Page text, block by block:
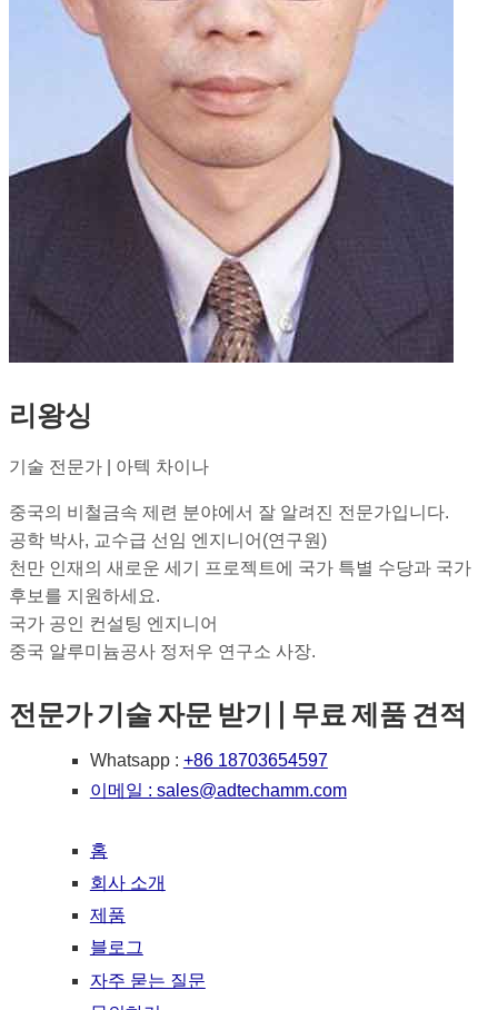
리왕싱
기술 전문가 | 아텍 차이나
중국의 비철금속 제련 분야에서 잘 알려진 전문가입니다.
공학 박사, 교수급 선임 엔지니어(연구원)
천만 인재의 새로운 세기 프로젝트에 국가 특별 수당과 국가
후보를 지원하세요.
국가 공인 컨설팅 엔지니어
중국 알루미늄공사 정저우 연구소 사장.
전문가 기술 자문 받기 | 무료 제품 견적
Whatsapp : +86 18703654597
이메일 : sales@adtechamm.com
홈
회사 소개
제품
블로그
자주 묻는 질문